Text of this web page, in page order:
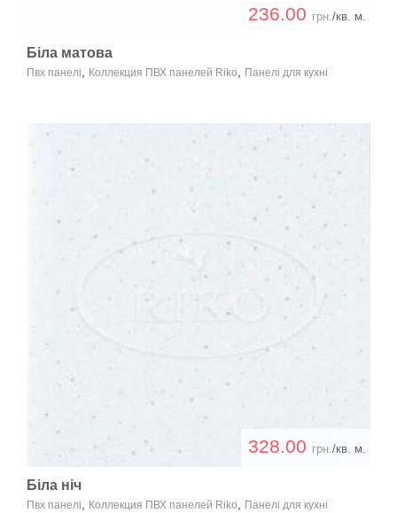
236.00 грн./кв. м.
Біла матова
Пвх панелі Коллекция ПВХ панелей Riko Панелі для кухні
328.00 грн./кв. м.
Біла ніч
Пвх панелі Коллекция ПВХ панелей Riko Панелі для кухні